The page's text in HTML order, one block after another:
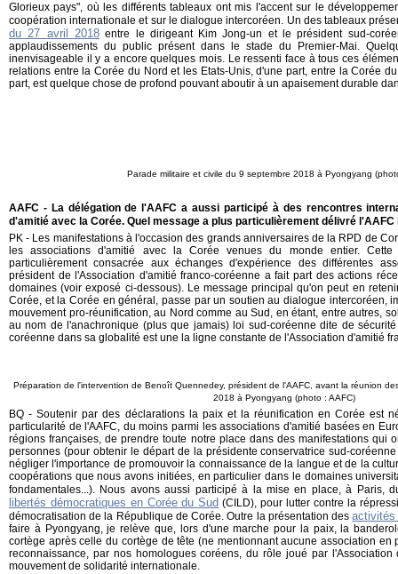
Glorieux pays", où les différents tableaux ont mis l'accent sur le
coopération internationale et sur le dialogue intercoréen. Un des tableaux
du 27 avril 2018entre le dirigeant Kim Jong-un et le président sud-
applaudissements du public présent dans le stade du Premier-Mai.
inenvisageable il y a encore quelques mois. Le ressenti face à tous ces
relations entre la Corée du Nord et les Etats-Unis, d'une part, entre la Corée
part, est quelque chose de profond pouvant aboutir à un apaisement durable
Parade militaire et civile du 9 septembre 2018 à Pyongyang
AAFC - La délégation de l'AAFC a aussi participé à des rencontres
d'amitié avec la Corée. Quel message a plus particulièrement délivré
PK - Les manifestations à l'occasion des grands anniversaires de la RPD de
les associations d'amitié avec la Corée venues du monde entier.
particulièrement consacrée aux échanges d'expérience des différentes
président de l'Association d'amitié franco-coréenne a fait part des actions
domaines (voir exposé ci-dessous). Le message principal qu'on peut en
Corée, et la Corée en général, passe par un soutien au dialogue intercoréen,
mouvement pro-réunification, au Nord comme au Sud, en étant, entre autres,
au nom de l'anachronique (plus que jamais) loi sud-coréenne dite de
coréenne dans sa globalité est une la ligne constante de l'Association d'amitié
Préparation de l'intervention de Benoît Quennedey, président de l'AAFC, avant la réunion
2018 à Pyongyang (photo : AAFC)
BQ - Soutenir par des déclarations la paix et la réunification en Corée est
particularité de l'AAFC, du moins parmi les associations d'amitié basées en
régions françaises, de prendre toute notre place dans des manifestations qui
personnes (pour obtenir le départ de la présidente conservatrice sud-
négliger l'importance de promouvoir la connaissance de la langue et de la
coopérations que nous avons initiées, en particulier dans le domaines
fondamentales...). Nous avons aussi participé à la mise en place, à Paris,
libertés démocratiques en Corée du Sud (CILD), pour lutter contre la
démocratisation de la République de Corée. Outre la présentation des
faire à Pyongyang, je relève que, lors d'une marche pour la paix, la
cortège après celle du cortège de tête (ne mentionnant aucune association en
reconnaissance, par nos homologues coréens, du rôle joué par l'Association
mouvement de solidarité internationale.